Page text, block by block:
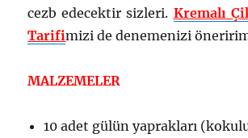
cezb edecektir sizleri. Kremalı
Tarifimizi de denemenizi
MALZEMELER
10 adet gülün yaprakları